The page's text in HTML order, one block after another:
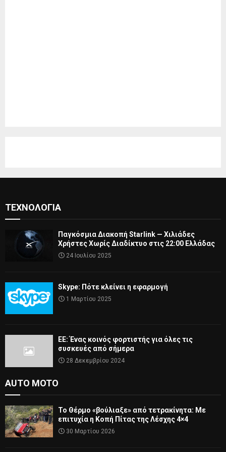
ΤΕΧΝΟΛΟΓΊΑ
Παγκόσμια Διακοπή Starlink — Χιλιάδες
Χρήστες Χωρίς Διαδίκτυο στις 22:00 Ελλάδας
24 Ιουλίου 2025
Skype: Πότε κλείνει η εφαρμογή
1 Μαρτίου 2025
ΕΕ: Ένας κοινός φορτιστής για όλες τις
συσκευές από σήμερα
28 Δεκεμβρίου 2024
AUTO MOTO
Το Θέρμο «βούλιαξε» από τετρακίνητα: Με
επιτυχία η Κοπή Πίτας της Λέσχης 4×4
30 Μαρτίου 2026